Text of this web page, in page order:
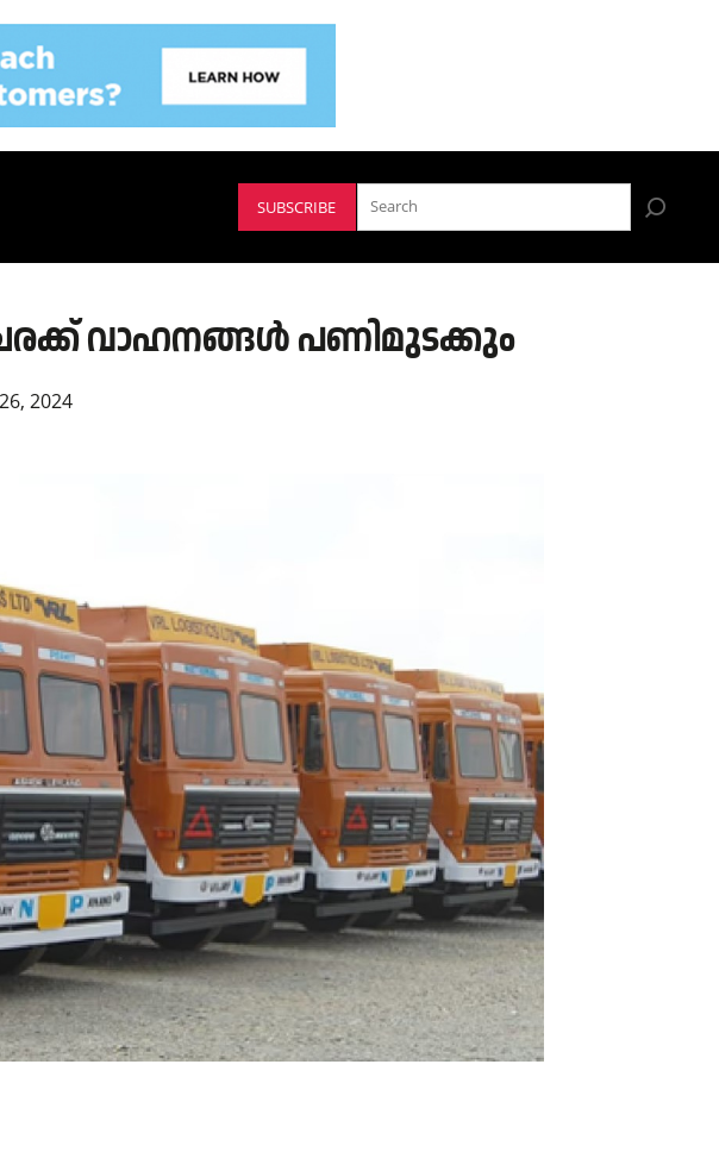
SUBSCRIBE
വാഹനങ്ങള്‍ പണിമുടക്കും
2024